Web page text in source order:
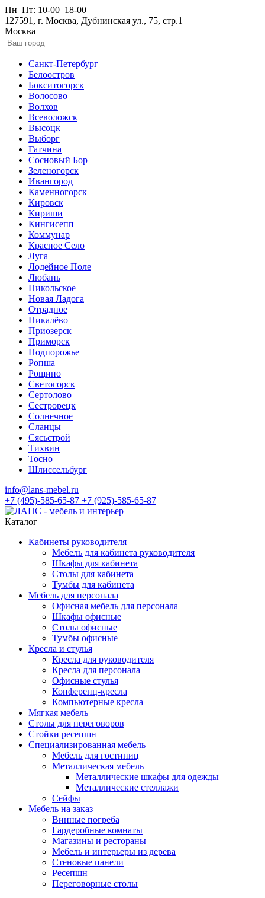
Пн–Пт: 10-00–18-00
127591, г. Москва, Дубнинская ул., 75, стр.1
Москва
Санкт-Петербург
Белоостров
Бокситогорск
Волосово
Волхов
Всеволожск
Высоцк
Выборг
Гатчина
Сосновый Бор
Зеленогорск
Ивангород
Каменногорск
Кировск
Кириши
Кингисепп
Коммунар
Красное Село
Луга
Лодейное Поле
Любань
Никольское
Новая Ладога
Отрадное
Пикалёво
Приозерск
Приморск
Подпорожье
Ропша
Рощино
Светогорск
Сертолово
Сестрорецк
Солнечное
Сланцы
Сясьстрой
Тихвин
Тосно
Шлиссельбург
info@lans-mebel.ru
+7 (495)-585-65-87 +7 (925)-585-65-87
Каталог
Кабинеты руководителя
Мебель для кабинета руководителя
Шкафы для кабинета
Столы для кабинета
Тумбы для кабинета
Мебель для персонала
Офисная мебель для персонала
Шкафы офисные
Столы офисные
Тумбы офисные
Кресла и стулья
Кресла для руководителя
Кресла для персонала
Офисные стулья
Конференц-кресла
Компьютерные кресла
Мягкая мебель
Столы для переговоров
Стойки ресепшн
Специализированная мебель
Мебель для гостиниц
Металлическая мебель
Металлические шкафы для одежды
Металлические стеллажи
Сейфы
Мебель на заказ
Винные погреба
Гардеробные комнаты
Магазины и рестораны
Мебель и интерьеры из дерева
Стеновые панели
Ресепшн
Переговорные столы